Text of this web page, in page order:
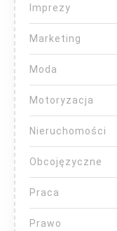
Imprezy
Marketing
Moda
Motoryzacja
Nieruchomości
Obcojęzyczne
Praca
Prawo